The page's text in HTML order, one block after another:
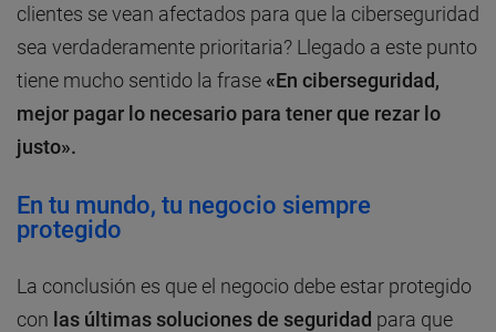
clientes se vean afectados para que la ciberseguridad
sea verdaderamente prioritaria? Llegado a este punto
tiene mucho sentido la frase «En ciberseguridad,
mejor pagar lo necesario para tener que rezar lo
justo».
En tu mundo, tu negocio siempre
protegido
La conclusión es que el negocio debe estar protegido
con las últimas soluciones de seguridad para que